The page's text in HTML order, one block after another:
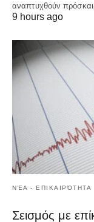
αναπτυχθούν
9 hours ago
ΝΈΑ - ΕΠΙΚΑΙΡΌΤΗΤΑ
Σεισμός με